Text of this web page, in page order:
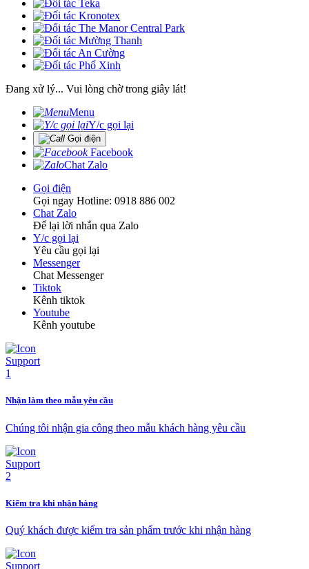
Đang xử lý... Vui lòng chờ trong giây lát!
Menu
Y/c gọi lại
Gọi điện
Facebook
Chat Zalo
Gọi điện
Gọi ngay Hotline: 0918 886 002
Chat Zalo
Để lại lời nhắn qua Zalo
Y/c gọi lại
Yêu cầu gọi lại
Messenger
Chat Messenger
Tiktok
Kênh tiktok
Youtube
Kênh youtube
Nhận làm theo mẫu yêu cầu
Chúng tôi nhận gia công theo mẫu khách hàng yêu cầu
Kiểm tra khi nhận hàng
Quý khách được kiểm tra sản phẩm trước khi nhận hàng